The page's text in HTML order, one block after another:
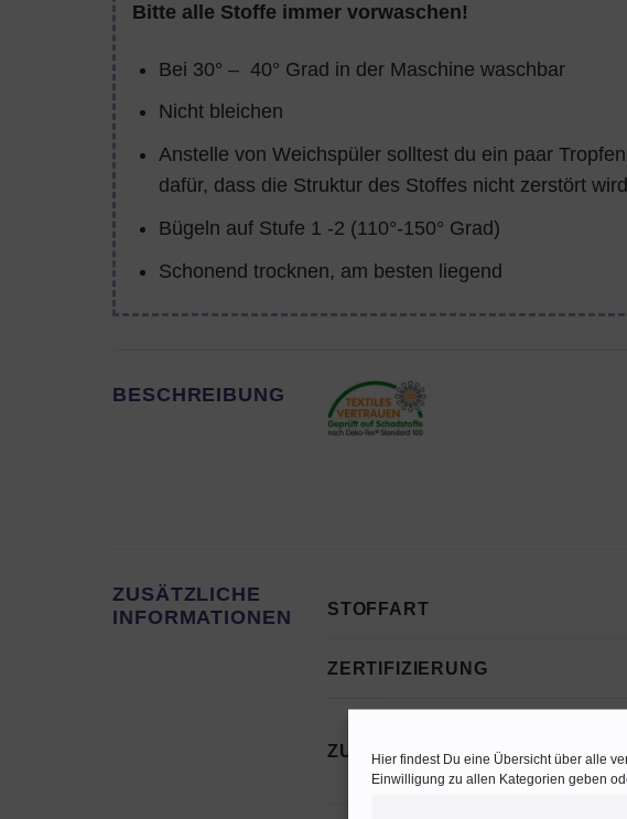
Hier findest Du eine Übersicht über alle
Einwilligung zu allen Kategorien geben
Bitte alle Stoffe immer vorwaschen!
Bei 30° – 40° Grad in der Maschine waschbar
Nicht bleichen
Anstelle von Weichspüler solltest du ein paar
dafür, dass die Struktur des Stoffes nicht zerstört
Bügeln auf Stufe 1 -2 (110°-150° Grad)
Schonend trocknen, am besten liegend
BESCHREIBUNG
ZUSÄTZLICHE
INFORMATIONEN
STOFFART
ZERTIFIZIERUNG
ZUSAMMENSETZUNG